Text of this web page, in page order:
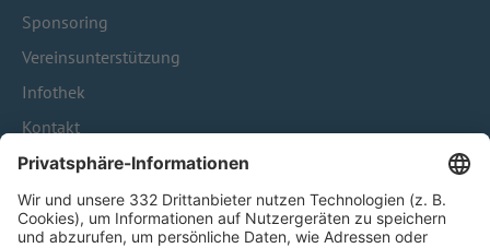
Sponsoring
Vereinsunterstützung
Infothek
Kontakt
HÄUFIG BESUCHTE SEITEN
Pässe und Vereinswechsel